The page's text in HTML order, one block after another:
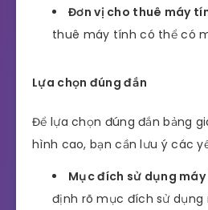
Đơn vị cho thuê máy
thuê máy tính có thể có
Lựa chọn đúng đắn
Để lựa chọn đúng đắn bảng
hình cao, bạn cần lưu ý các
Mục đích sử dụng
định rõ mục đích sử